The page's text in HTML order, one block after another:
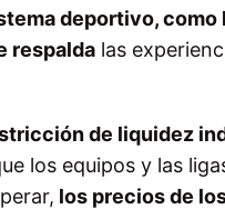
deportivo,
respalda las
de liquidez
los equipos y las
los precios de